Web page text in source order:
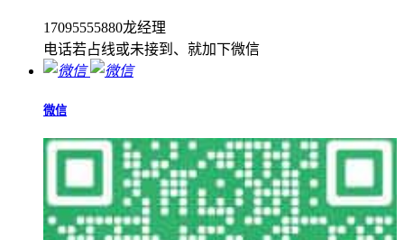
17095555880龙经理
电话若占线或未接到、就加下微信
微信